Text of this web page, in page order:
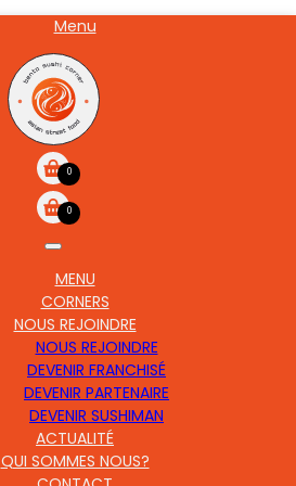
Menu
0
0
MENU
CORNERS
NOUS REJOINDRE
NOUS REJOINDRE
DEVENIR FRANCHISÉ
DEVENIR PARTENAIRE
DEVENIR SUSHIMAN
ACTUALITÉ
QUI SOMMES NOUS?